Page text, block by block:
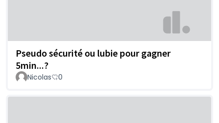
Pseudo sécurité ou lubie pour gagner
5min...?
Nicolas 0